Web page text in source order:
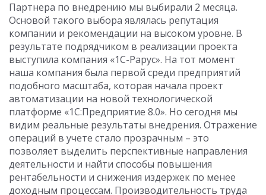
Партнера по внедрению мы выбирали 2 месяца.
Основой такого выбора являлась репутация
компании и рекомендации на высоком уровне. В
результате подрядчиком в реализации проекта
выступила компания «1С-Рарус». На тот момент
наша компания была первой среди предприятий
подобного масштаба, которая начала проект
автоматизации на новой технологической
платформе «1С:Предприятие 8.0». Но сегодня мы
видим реальные результаты внедрения. Отражение
операций в учете стало прозрачным – это
позволяет выделить перспективные направления
деятельности и найти способы повышения
рентабельности и снижения издержек по менее
доходным процессам. Производительность труда